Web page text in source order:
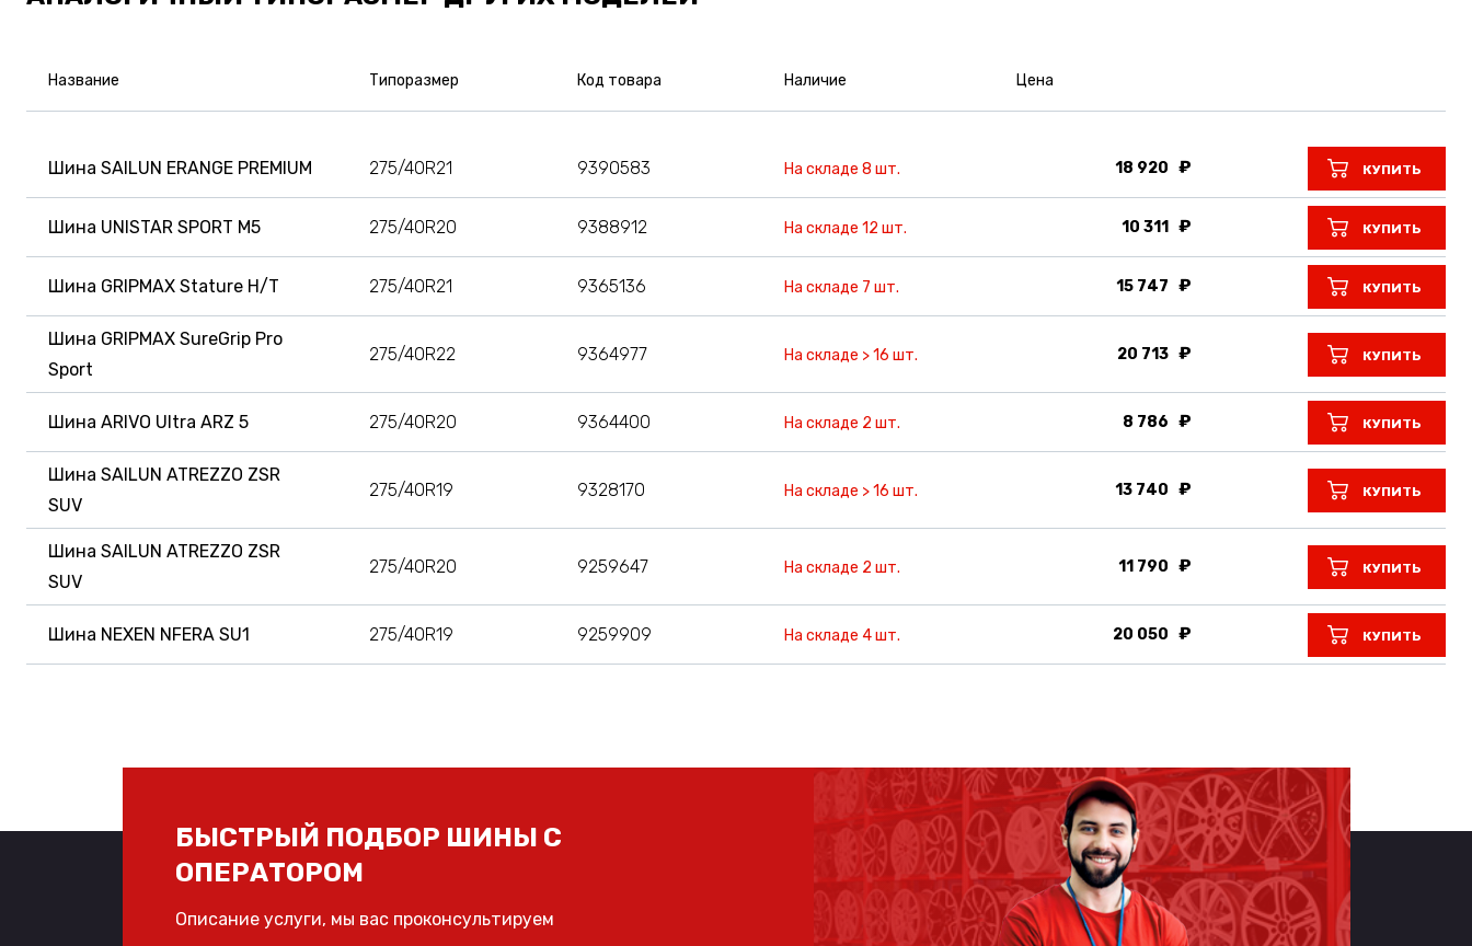
Название Типоразмер Код товара Наличие Цена
Шина SAILUN ERANGE PREMIUM 275/40R21 9390583 На складе 8 шт. 18 920 КУПИТЬ
Шина UNISTAR SPORT M5 275/40R20 9388912 На складе 12 шт. 10 311 КУПИТЬ
Шина GRIPMAX Stature H/T 275/40R21 9365136 На складе 7 шт. 15 747 КУПИТЬ
Шина GRIPMAX SureGrip Pro
Sport
275/40R22 9364977 На складе > 16 шт. 20 713 КУПИТЬ
Шина ARIVO Ultra ARZ 5 275/40R20 9364400 На складе 2 шт. 8 786 КУПИТЬ
Шина SAILUN ATREZZO ZSR
SUV
275/40R19 9328170 На складе > 16 шт. 13 740 КУПИТЬ
Шина SAILUN ATREZZO ZSR
SUV
275/40R20 9259647 На складе 2 шт. 11 790 КУПИТЬ
Шина NEXEN NFERA SU1 275/40R19 9259909 На складе 4 шт. 20 050 КУПИТЬ
БЫСТРЫЙ ПОДБОР ШИНЫ С
ОПЕРАТОРОМ
Описание услуги, мы вас проконсультируем